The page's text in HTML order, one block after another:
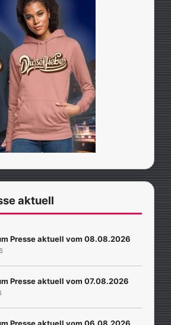
aktuell
Presse aktuell vom 08.08.2026
Presse aktuell vom 07.08.2026
Presse aktuell vom 06.08.2026